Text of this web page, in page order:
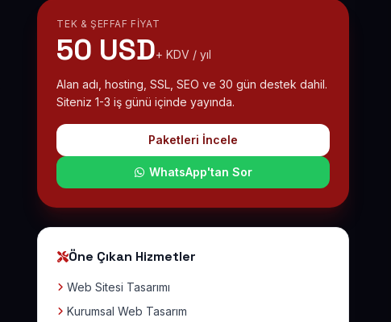
TEK & ŞEFFAF FIYAT
50 USD+ KDV / yıl
Alan adı, hosting, SSL, SEO ve 30 gün destek dahil.
Siteniz 1-3 iş günü içinde yayında.
Paketleri İncele
WhatsApp'tan Sor
Öne Çıkan Hizmetler
Web Sitesi Tasarımı
Kurumsal Web Tasarım